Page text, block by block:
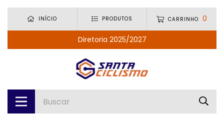
INÍCIO PRODUTOS CARRINHO 0
Diretoria 2025/2027